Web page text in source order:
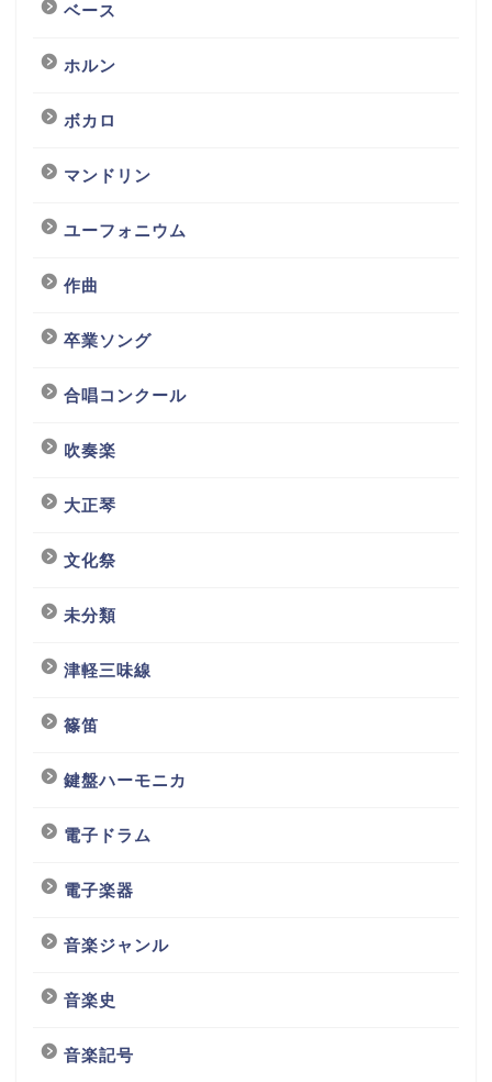
ベース
ホルン
ボカロ
マンドリン
ユーフォニウム
作曲
卒業ソング
合唱コンクール
吹奏楽
大正琴
文化祭
未分類
津軽三味線
篠笛
鍵盤ハーモニカ
電子ドラム
電子楽器
音楽ジャンル
音楽史
音楽記号